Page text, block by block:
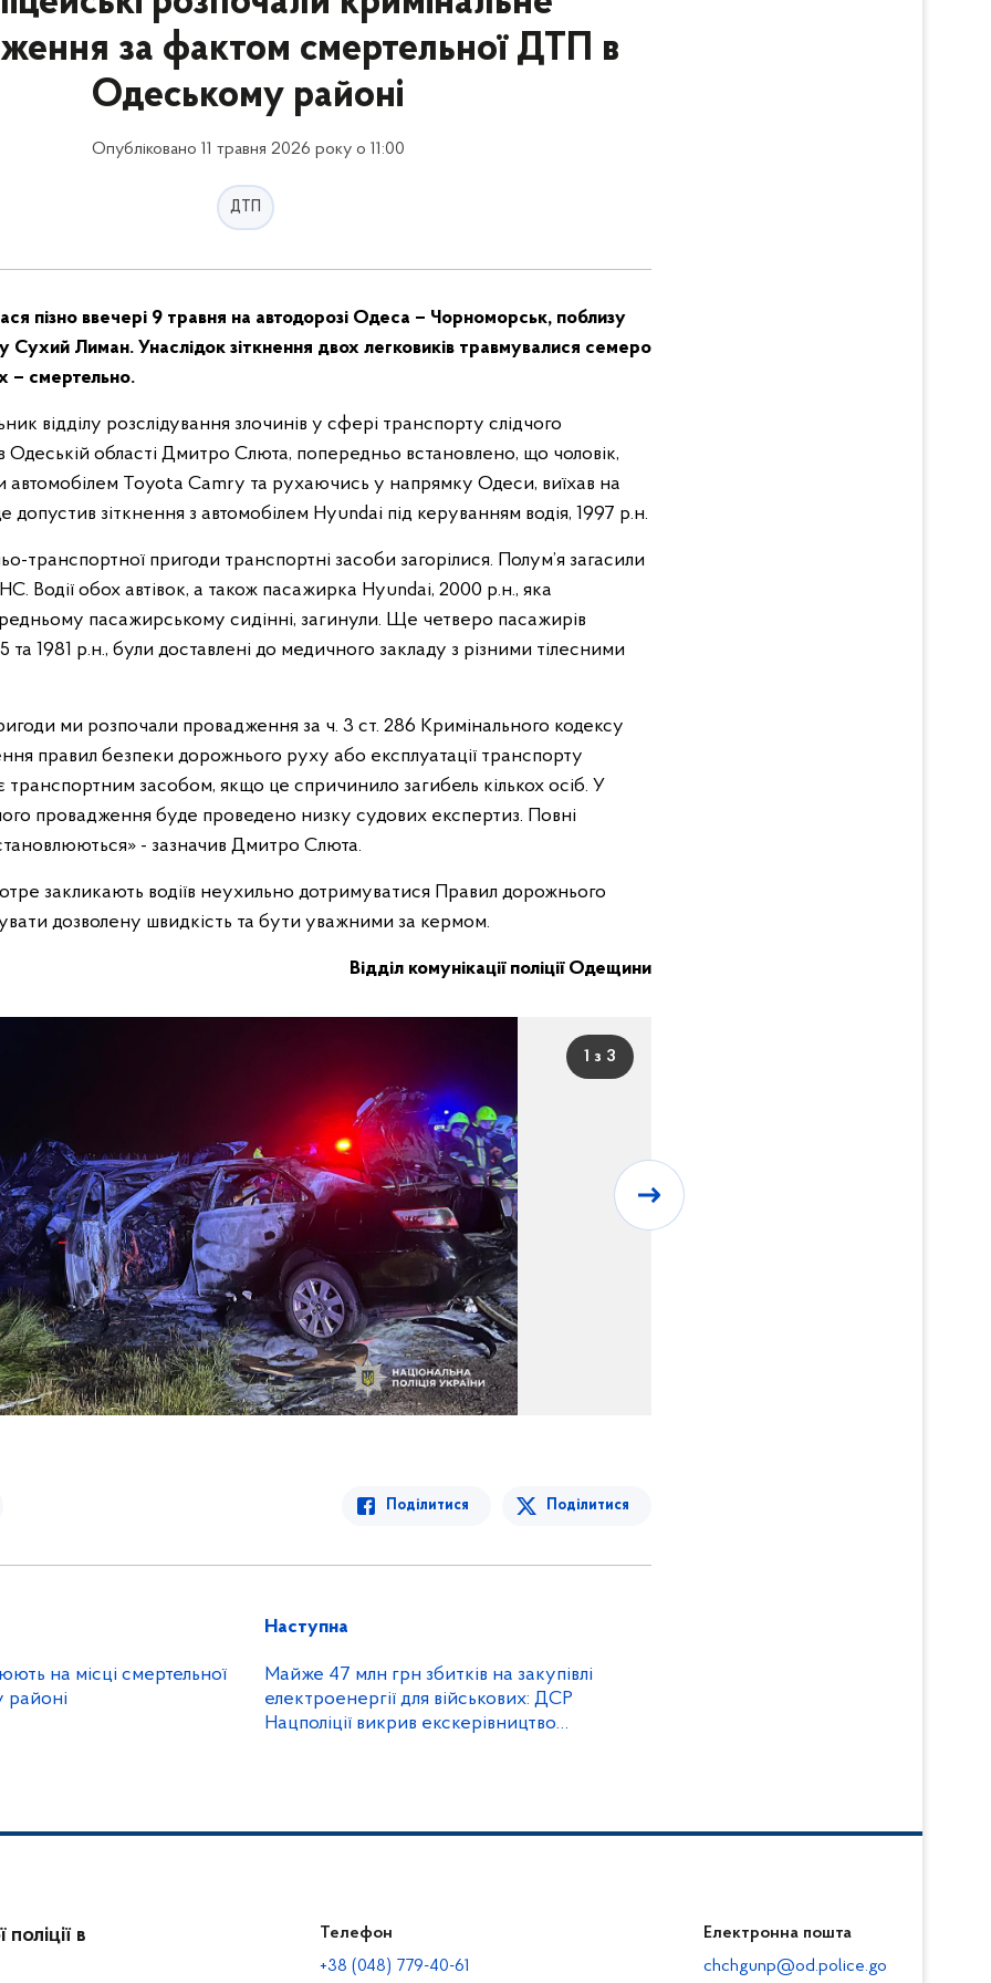
за фактом смертельної ДТП в
Одеському районі
Опубліковано 11 травня 2026 року о 11:00
ДТП
пізно ввечері 9 травня на автодорозі Одеса – Чорноморськ, поблизу
Сухий Лиман. Унаслідок зіткнення двох легковиків травмувалися семеро
– смертельно.
відділу розслідування злочинів у сфері транспорту слідчого
Одеській області Дмитро Слюта, попередньо встановлено, що чоловік,
автомобілем Toyota Camry та рухаючись у напрямку Одеси, виїхав на
допустив зіткнення з автомобілем Hyundai під керуванням водія, 1997 р.н.
транспортної пригоди транспортні засоби загорілися. Полум’я загасили
Водії обох автівок, а також пасажирка Hyundai, 2000 р.н., яка
пасажирському сидінні, загинули. Ще четверо пасажирів
та 1981 р.н., були доставлені до медичного закладу з різними тілесними
ми розпочали провадження за ч. 3 ст. 286 Кримінального кодексу
правил безпеки дорожнього руху або експлуатації транспорту
засобом, якщо це спричинило загибель кількох осіб. У
провадження буде проведено низку судових експертиз. Повні
- зазначив Дмитро Слюта.
закликають водіїв неухильно дотримуватися Правил дорожнього
дозволену швидкість та бути уважними за кермом.
Відділ комунікації поліції Одещини
1 з 3
Поділитися Поділитися
на місці смертельної
Наступна
Майже 47 млн грн збитків на закупівлі
електроенергії для військових: ДСР
Нацполіції викрив екскерівництво
в
Телефон
+38 (048) 779-40-61
Електронна пошта
chchgunp@od.police.go